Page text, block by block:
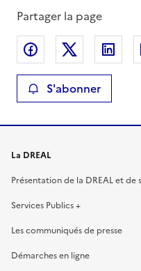
Partager la page
Partager surPartager
S'abonner
La DREAL
Présentation de la DREAL et de
Services Publics +
Les communiqués de presse
Démarches en ligne